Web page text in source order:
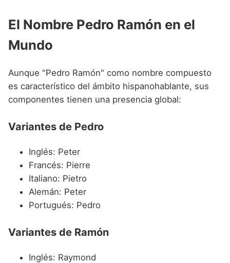
El Nombre Pedro Ramón en el
Mundo
Aunque "Pedro Ramón" como nombre compuesto
es característico del ámbito hispanohablante, sus
componentes tienen una presencia global:
Variantes de Pedro
Inglés: Peter
Francés: Pierre
Italiano: Pietro
Alemán: Peter
Portugués: Pedro
Variantes de Ramón
Inglés: Raymond